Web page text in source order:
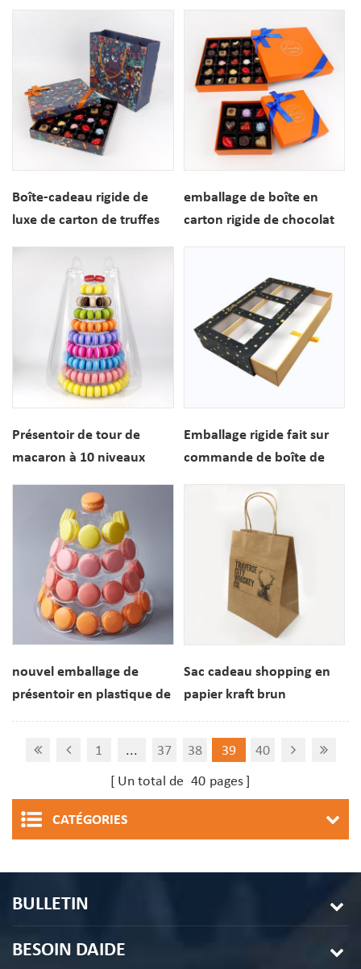
Saint-Valentin
personnalisé
Boîte-cadeau rigide de
luxe de carton de truffes
avec le sac de papier
emballage de boîte en
carton rigide de chocolat
Présentoir de tour de
macaron à 10 niveaux
transparent
Emballage rigide fait sur
commande de boîte de
fenêtre claire
nouvel emballage de
présentoir en plastique de
Sac cadeau shopping en
papier kraft brun
poignées
1 ... 37 38 39
40
Un total de 40 pages
CATÉGORIES
BULLETIN
BESOIN DAIDE